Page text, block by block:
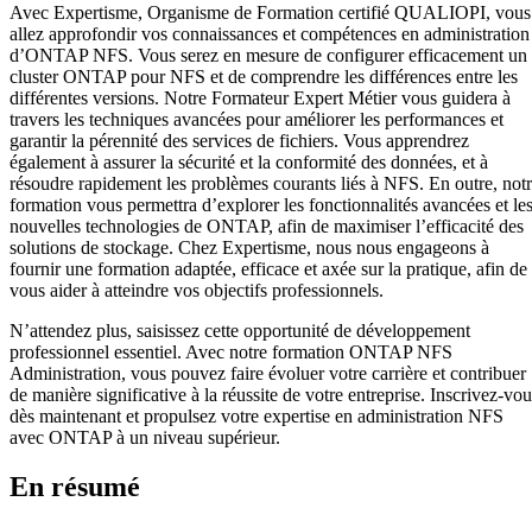
Avec Expertisme, Organisme de Formation certifié QUALIOPI, vous
allez approfondir vos connaissances et compétences en administration
d’ONTAP NFS. Vous serez en mesure de configurer efficacement un
cluster ONTAP pour NFS et de comprendre les différences entre les
différentes versions. Notre Formateur Expert Métier vous guidera à
travers les techniques avancées pour améliorer les performances et
garantir la pérennité des services de fichiers. Vous apprendrez
également à assurer la sécurité et la conformité des données, et à
résoudre rapidement les problèmes courants liés à NFS. En outre,
formation vous permettra d’explorer les fonctionnalités avancées et les
nouvelles technologies de ONTAP, afin de maximiser l’efficacité des
solutions de stockage. Chez Expertisme, nous nous engageons à
fournir une formation adaptée, efficace et axée sur la pratique, afin de
vous aider à atteindre vos objectifs professionnels.
N’attendez plus, saisissez cette opportunité de développement
professionnel essentiel. Avec notre formation ONTAP NFS
Administration, vous pouvez faire évoluer votre carrière et contribuer
de manière significative à la réussite de votre entreprise. Inscrivez-
dès maintenant et propulsez votre expertise en administration NFS
avec ONTAP à un niveau supérieur.
En résumé